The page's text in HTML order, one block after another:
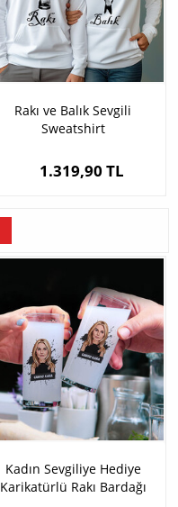
Rakı ve Balık Sevgili
Sweatshirt
1.319,90 TL
Kadın Sevgiliye Hediye
Karikatürlü Rakı Bardağı